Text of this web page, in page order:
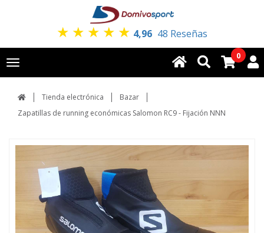
★ ★ ★ ★ ★ 4,96 48 Reseñas
Toggle
navigation
0
Tienda electrónica
Bazar
Zapatillas de running económicas Salomon RC9 - Fijación NNN